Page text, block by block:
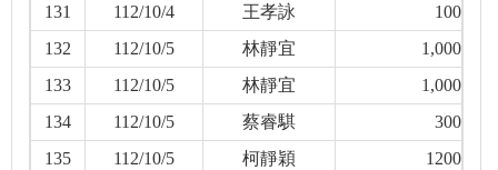
131
112/10/4 王孝詠
100
132
112/10/5 林靜宜
1,000
133
112/10/5 林靜宜
1,000
134
112/10/5 蔡睿騏
300
135
112/10/5 柯靜穎
1200